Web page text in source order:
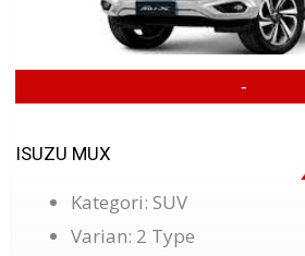
-
ISUZU MUX
Kategori: SUV
Varian: 2 Type